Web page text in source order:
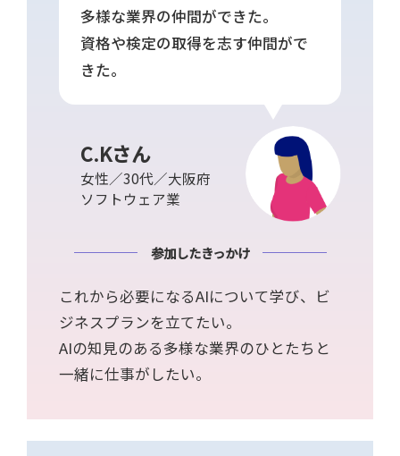
多様な業界の仲間ができた。
資格や検定の取得を志す仲間がで
きた。
C.Kさん
女性／30代／大阪府
ソフトウェア業
参加したきっかけ
これから必要になるAIについて学び、ビ
ジネスプランを立てたい。
AIの知見のある多様な業界のひとたちと
一緒に仕事がしたい。